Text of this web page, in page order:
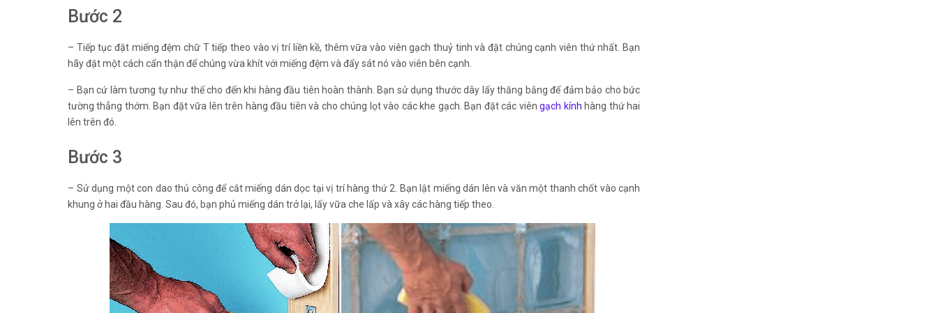
Bước 2
– Tiếp tục đặt miếng đệm chữ T tiếp theo vào vị trí liền kề, thêm vữa vào viên gạch thuỷ tinh và đặt chúng cạnh viên thứ nhất. Bạn
hãy đặt một cách cẩn thận để chúng vừa khít với miếng đệm và đẩy sát nó vào viên bên cạnh.
– Bạn cứ làm tương tự như thế cho đến khi hàng đầu tiên hoàn thành. Bạn sử dụng thước dây lấy thăng bằng để đảm bảo cho bức
tường thẳng thớm. Bạn đặt vữa lên trên hàng đầu tiên và cho chúng lọt vào các khe gạch. Bạn đặt các viên gạch kính hàng thứ hai
lên trên đó.
Bước 3
– Sử dụng một con dao thủ công để cắt miếng dán dọc tại vị trí hàng thứ 2. Bạn lật miếng dán lên và văn một thanh chốt vào cạnh
khung ở hai đầu hàng. Sau đó, bạn phủ miếng dán trở lại, lấy vữa che lấp và xây các hàng tiếp theo.